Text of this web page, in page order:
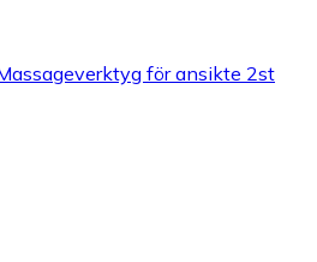
för ansikte 2st